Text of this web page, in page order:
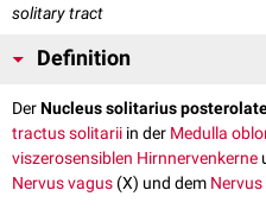
solitary tract
Definition
DerNucleus solitarius
tractus solitarii in der Medulla
viszerosensiblen Hirnnervenkerne
Nervus vagus (X) und dem